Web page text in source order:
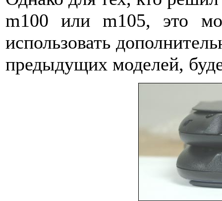
m100 или m105, это
использовать
предыдущих моделей,